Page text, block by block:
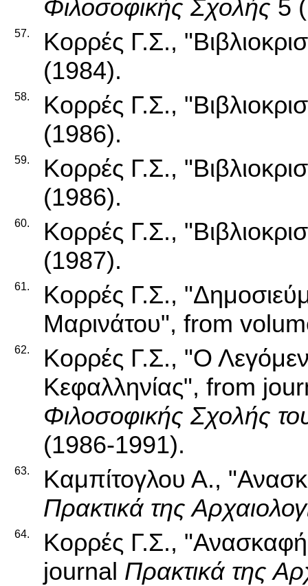
Φιλοσοφικής Σχολής 5
57.
Κορρές Γ.Σ.,
(1984).
58.
Κορρές Γ.Σ.,
(1986).
59.
Κορρές Γ.Σ.,
(1986).
60.
Κορρές Γ.Σ.,
(1987).
61.
Κορρές Γ.Σ.,
Μαρινάτου", from
62.
Κορρές Γ.Σ., "Ο
Κεφαλληνίας", from
Φιλοσοφικής Σχολής
(1986-1991).
63.
Καμπίτογλου Α.,
Πρακτικά της
64.
Κορρές Γ.Σ., "Ανασκαφή
journal Πρακτικά της